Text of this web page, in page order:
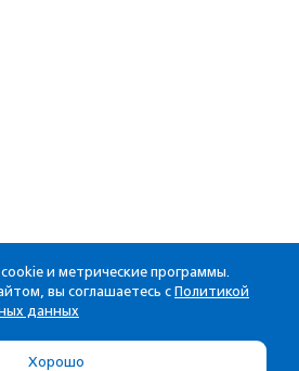
и метрические программы.
вы соглашаетесь с Политикой
данных
Хорошо